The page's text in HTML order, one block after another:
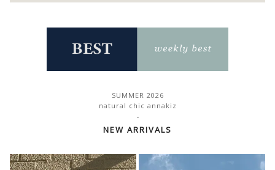
SUMMER 2026
natural chic annakiz
-
NEW ARRIVALS